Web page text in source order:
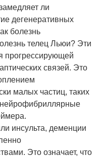
ли
дегенеративных
болезнь
телец Льюи? Эти
прогрессирующей
связей. Это
малых частиц, таких
инсульта, деменции
Это означает, что